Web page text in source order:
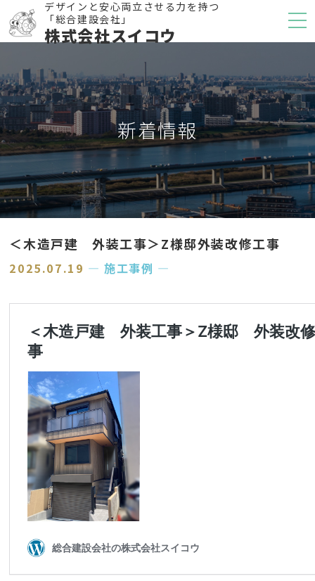
デザインと安心両立させる力を持つ
「総合建設会社」
株式会社スイコウ
新着情報
＜木造戸建 外装工事＞Z様邸外装改修工事
2025.07.19 ― 施工事例 ―